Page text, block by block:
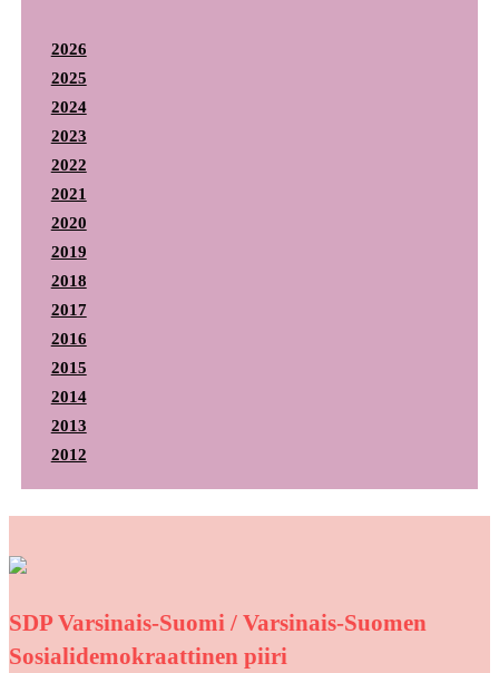
2026
2025
2024
2023
2022
2021
2020
2019
2018
2017
2016
2015
2014
2013
2012
SDP Varsinais-Suomi / Varsinais-Suomen
Sosialidemokraattinen piiri